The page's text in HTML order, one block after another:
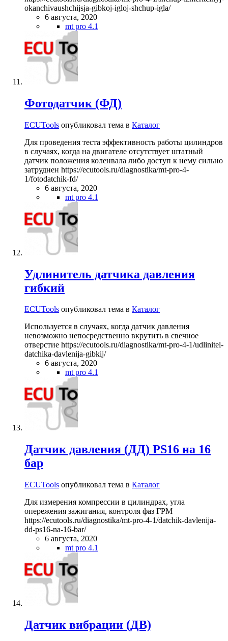
okanchivaushchijsja-gibkoj-igloj-shchup-igla/
6 августа, 2020
mt pro 4.1
Фотодатчик (ФД)
ECUTools опубликовал тема в Каталог
Для проведения теста эффективность работы цилиндров
в случаях, когда на двигателе отсутствует штатный
датчик положения коленвала либо доступ к нему сильно
затруднен https://ecutools.ru/diagnostika/mt-pro-4-
1/fotodatchik-fd/
6 августа, 2020
mt pro 4.1
Удлинитель датчика давления
гибкий
ECUTools опубликовал тема в Каталог
Используется в случаях, когда датчик давления
невозможно непосредственно вкрутить в свечное
отверстие https://ecutools.ru/diagnostika/mt-pro-4-1/udlinitel-
datchika-davlenija-gibkij/
6 августа, 2020
mt pro 4.1
Датчик давления (ДД) PS16 на 16
бар
ECUTools опубликовал тема в Каталог
Для измерения компрессии в цилиндрах, угла
опережения зажигания, контроля фаз ГРМ
https://ecutools.ru/diagnostika/mt-pro-4-1/datchik-davlenija-
dd-ps16-na-16-bar/
6 августа, 2020
mt pro 4.1
Датчик вибрации (ДВ)